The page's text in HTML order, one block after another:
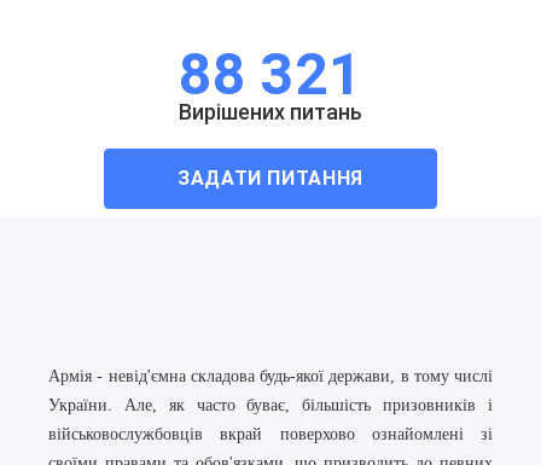
88 321
Вирiшених питань
ЗАДАТИ ПИТАННЯ
Армія - невід'ємна складова будь-якої держави, в тому числі
України. Але, як часто буває, більшість призовників і
військовослужбовців вкрай поверхово ознайомлені зі